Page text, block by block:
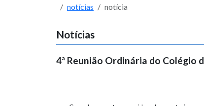
notícias notícia
Notícias
4ª Reunião Ordinária do Colégio